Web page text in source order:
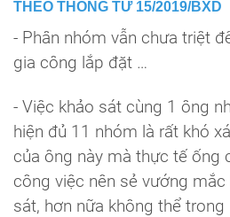
THEO THÔNG TƯ 15/2019/BXD
- Phân nhóm vẫn chưa triệt
gia công lắp đặt …
- Việc khảo sát cùng 1 ông
hiện đủ 11 nhóm là rất khó
của ông này mà thực tế ống
công việc nên sẻ vướng
sát, hơn nữa không thể